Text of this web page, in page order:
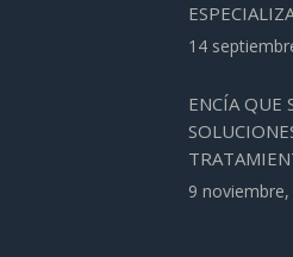
14
ENCÍA QUE
9 noviembre,